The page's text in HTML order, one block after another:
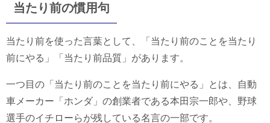
当たり前の慣用句
当たり前を使った言葉として、「当たり前のことを当たり
前にやる」「当たり前品質」があります。
一つ目の「当たり前のことを当たり前にやる」とは、自動
車メーカー「ホンダ」の創業者である本田宗一郎や、野球
選手のイチローらが残している名言の一部です。